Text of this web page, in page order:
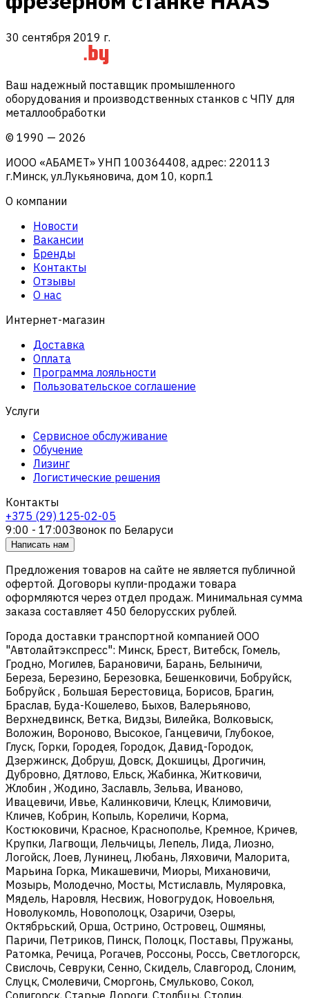
30 сентября 2019 г.
Ваш надежный поставщик промышленного
оборудования и производственных станков с ЧПУ для
металлообработки
© 1990 — 2026
ИООО «АБАМЕТ» УНП 100364408, адрес: 220113
г.Минск, ул.Лукьяновича, дом 10, корп.1
О компании
Новости
Вакансии
Бренды
Контакты
Отзывы
О нас
Интернет-магазин
Доставка
Оплата
Программа лояльности
Пользовательское соглашение
Услуги
Сервисное обслуживание
Обучение
Лизинг
Логистические решения
Контакты
+375 (29) 125-02-05
9:00 - 17:00Звонок по Беларуси
Написать нам
Предложения товаров на сайте не является публичной
офертой. Договоры купли-продажи товара
оформляются через отдел продаж. Минимальная сумма
заказа составляет 450 белорусских рублей.
Города доставки транспортной компанией ООО
"Автолайтэкспресс": Минск, Брест, Витебск, Гомель,
Гродно, Могилев, Барановичи, Барань, Белыничи,
Береза, Березино, Березовка, Бешенковичи, Бобруйск,
Бобруйск , Большая Берестовица, Борисов, Брагин,
Браслав, Буда-Кошелево, Быхов, Валерьяново,
Верхнедвинск, Ветка, Видзы, Вилейка, Волковыск,
Воложин, Вороново, Высокое, Ганцевичи, Глубокое,
Глуск, Горки, Городея, Городок, Давид-Городок,
Дзержинск, Добруш, Довск, Докшицы, Дрогичин,
Дубровно, Дятлово, Ельск, Жабинка, Житковичи,
Жлобин , Жодино, Заславль, Зельва, Иваново,
Ивацевичи, Ивье, Калинковичи, Клецк, Климовичи,
Кличев, Кобрин, Копыль, Кореличи, Корма,
Костюковичи, Красное, Краснополье, Кремное, Кричев,
Крупки, Лагвощи, Лельчицы, Лепель, Лида, Лиозно,
Логойск, Лоев, Лунинец, Любань, Ляховичи, Малорита,
Марьина Горка, Микашевичи, Миоры, Михановичи,
Мозырь, Молодечно, Мосты, Мстиславль, Муляровка,
Мядель, Наровля, Несвиж, Новогрудок, Новоельня,
Новолукомль, Новополоцк, Озаричи, Озеры,
Октябрьский, Орша, Острино, Островец, Ошмяны,
Паричи, Петриков, Пинск, Полоцк, Поставы, Пружаны,
Ратомка, Речица, Рогачев, Россоны, Россь, Светлогорск,
Свислочь, Севруки, Сенно, Скидель, Славгород, Слоним,
Слуцк, Смолевичи, Сморгонь, Смульково, Сокол,
Солигорск, Старые Дороги, Столбцы, Столин,